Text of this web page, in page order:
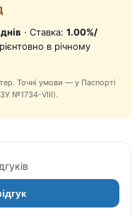
· Ставка: 1.00%/
в річному
Точні умови — у Паспорті
№1734-VIII).